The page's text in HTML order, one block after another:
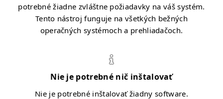
potrebné žiadne zvláštne požiadavky na váš systém.
Tento nástroj funguje na všetkých bežných
operačných systémoch a prehliadačoch.
Nie je potrebné nič inštalovať
Nie je potrebné inštalovať žiadny software.